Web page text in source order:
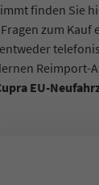
finden Sie
zum Kauf
Reimport-
EU-